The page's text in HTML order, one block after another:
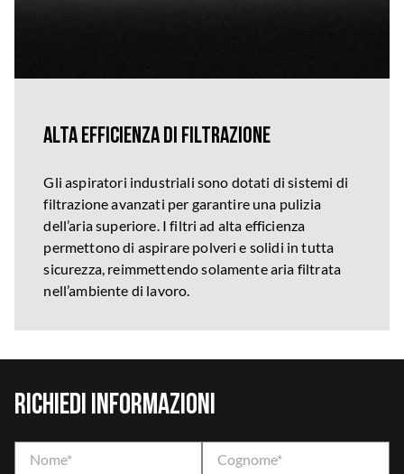
Alta efficienza di filtrazione
Gli aspiratori industriali sono dotati di sistemi di
filtrazione avanzati per garantire una pulizia
dell’aria superiore. I filtri ad alta efficienza
permettono di aspirare polveri e solidi in tutta
sicurezza, reimmettendo solamente aria filtrata
nell’ambiente di lavoro.
Richiedi informazioni